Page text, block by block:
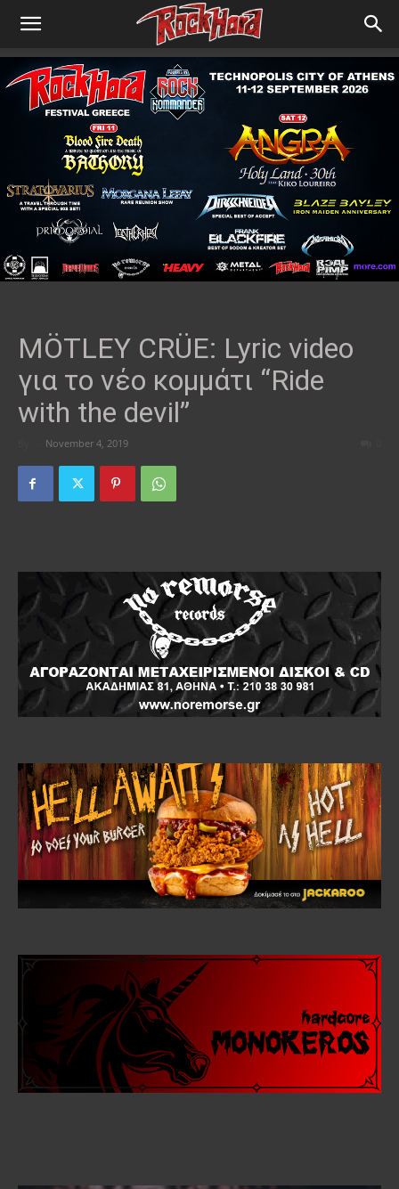
MÖTLEY CRÜE: Lyric video
για το νέο κομμάτι “Ride
with the devil”
November 4, 2019